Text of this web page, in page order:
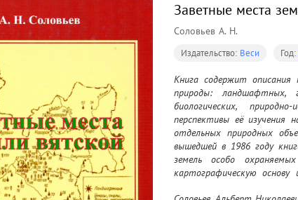
Заветные места
Соловьев А. Н.
Издательство: Веси Год:
Книга содержит описания
природы: ландшафтных,
биологических,
перспективы её изучения
отдельных природных
вышедшей в 1986 году
земель особо
картографическую